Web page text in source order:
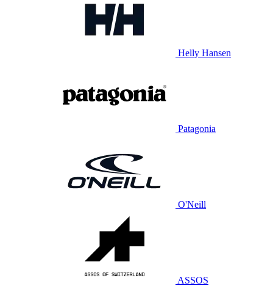
Helly Hansen
Patagonia
O'Neill
ASSOS